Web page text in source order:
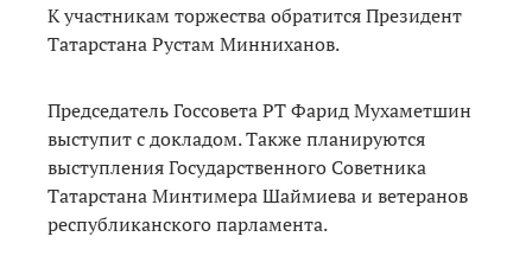
К участникам торжества обратится Президент
Татарстана Рустам Минниханов.
Председатель Госсовета РТ Фарид Мухаметшин
выступит с докладом. Также планируются
выступления Государственного Советника
Татарстана Минтимера Шаймиева и ветеранов
республиканского парламента.